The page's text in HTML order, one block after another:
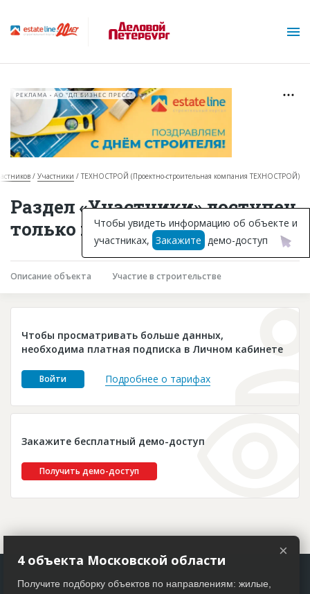
Горячие объекты
База строящихся объектов
Инвестпроекты
Глоссарий
Платные услуги
Пресс-релизы
РЕКЛАМА • АО "ДП БИЗНЕС ПРЕСС"
Участники ТЕХНОСТРОЙ (Проектно-строительная компания ТЕХНОСТРОЙ)
Раздел «Участники» доступен
только подписчикам
Описание объекта Участие в строительстве
Чтобы просматривать больше данных,
необходима платная подписка в Личном кабинете
Войти Подробнее о тарифах
Закажите бесплатный демо-доступ
Получить демо-доступ
Чтобы увидеть информацию об объекте и
участниках, Закажите демо-доступ
×
4 объекта Московской области
Получите подборку объектов по направлениям: жилые,